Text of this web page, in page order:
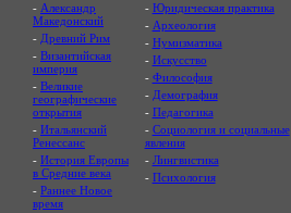
- Александр
Македонский
- Древний Рим
- Византийская
империя
- Великие
географические
открытия
- Итальянский
Ренессанс
- История Европы
в Средние века
- Раннее Новое
время
- Юридическая практика
- Археология
- Нумизматика
- Искусство
- Философия
- Демография
- Педагогика
- Социология и социальные
явления
- Лингвистика
- Психология